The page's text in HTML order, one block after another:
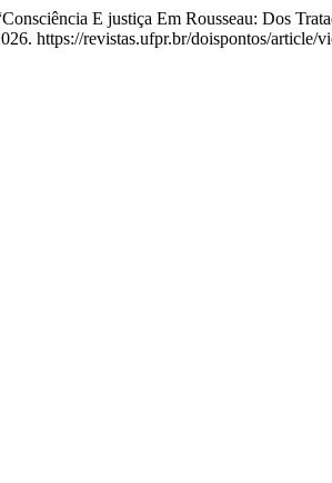
E justiça Em Rousseau: Dos
https://revistas.ufpr.br/doispontos/article/